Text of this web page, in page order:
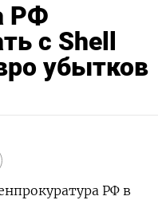
РФ
с Shell
убытков
РФ в